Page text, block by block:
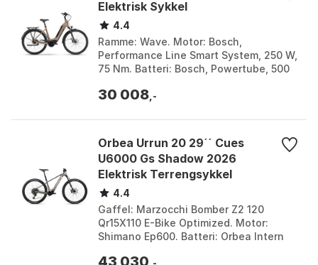
Elektrisk Sykkel
4.4
Ramme: Wave. Motor: Bosch,
Performance Line Smart System, 250 W,
75 Nm. Batteri: Bosch, Powertube, 500
Brown. Størrelse: L, M...
30 008 ,-
Orbea Urrun 20 29´´ Cues
U6000 Gs Shadow 2026
Elektrisk Terrengsykkel
4.4
Gaffel: Marzocchi Bomber Z2 120
Qr15X110 E-Bike Optimized. Motor:
Shimano Ep600. Batteri: Orbea Intern
43 030 ,-